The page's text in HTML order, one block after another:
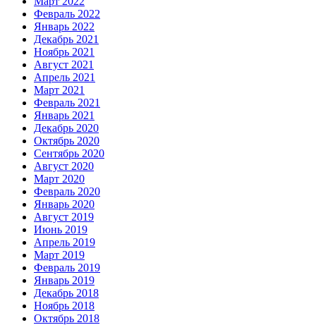
Февраль 2022
Январь 2022
Декабрь 2021
Ноябрь 2021
Август 2021
Апрель 2021
Март 2021
Февраль 2021
Январь 2021
Декабрь 2020
Октябрь 2020
Сентябрь 2020
Август 2020
Март 2020
Февраль 2020
Январь 2020
Август 2019
Июнь 2019
Апрель 2019
Март 2019
Февраль 2019
Январь 2019
Декабрь 2018
Ноябрь 2018
Октябрь 2018